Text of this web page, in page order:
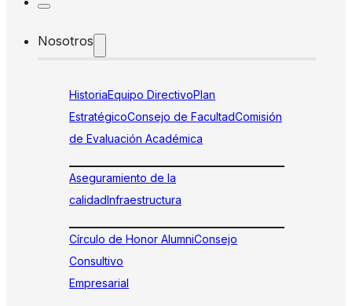
Nosotros
HistoriaEquipo DirectivoPlan
EstratégicoConsejo de FacultadComisión
de Evaluación Académica
Aseguramiento de la
calidadInfraestructura
Círculo de Honor AlumniConsejo
Consultivo
Empresarial